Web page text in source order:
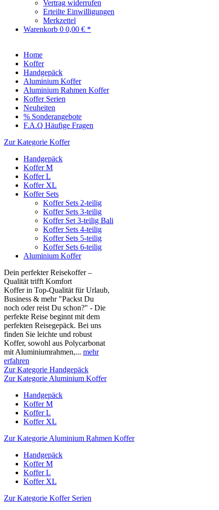
Vertrag widerrufen
Erteilte Einwilligungen
Merkzettel
Warenkorb 0 0,00 € *
Home
Koffer
Handgepäck
Aluminium Koffer
Aluminium Rahmen Koffer
Koffer Serien
Neuheiten
% Sonderangebote
F.A.Q Häufige Fragen
Zur Kategorie Koffer
Handgepäck
Koffer M
Koffer L
Koffer XL
Koffer Sets
Koffer Sets 2-teilig
Koffer Sets 3-teilig
Koffer Set 3-teilig Bali
Koffer Sets 4-teilig
Koffer Sets 5-teilig
Koffer Sets 6-teilig
Aluminium Koffer
Dein perfekter Reisekoffer –
Qualität trifft Komfort
Koffer in Top-Qualität für Urlaub,
Business & mehr "Packst Du
noch oder reist Du schon?" - Die
perfekte Reise beginnt mit dem
perfekten Reisegepäck. Bei uns
finden Sie leichte und robust
Koffer, sowohl aus Polycarbonat
mit Aluminiumrahmen,... mehr
erfahren
Zur Kategorie Handgepäck
Zur Kategorie Aluminium Koffer
Handgepäck
Koffer M
Koffer L
Koffer XL
Zur Kategorie Aluminium Rahmen Koffer
Handgepäck
Koffer M
Koffer L
Koffer XL
Zur Kategorie Koffer Serien